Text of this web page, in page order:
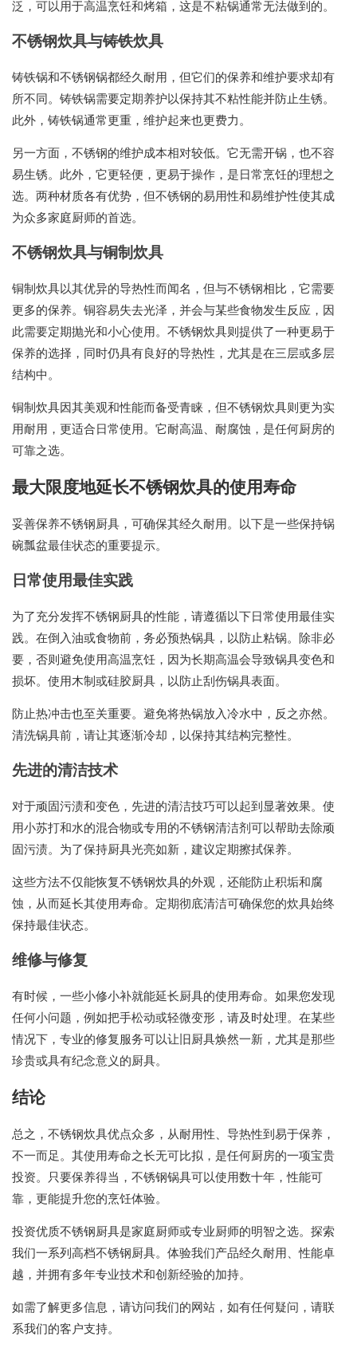
泛，可以用于高温烹饪和烤箱，这是不粘锅通常无法做到的。
不锈钢炊具与铸铁炊具
铸铁锅和不锈钢锅都经久耐用，但它们的保养和维护要求却有
所不同。铸铁锅需要定期养护以保持其不粘性能并防止生锈。
此外，铸铁锅通常更重，维护起来也更费力。
另一方面，不锈钢的维护成本相对较低。它无需开锅，也不容
易生锈。此外，它更轻便，更易于操作，是日常烹饪的理想之
选。两种材质各有优势，但不锈钢的易用性和易维护性使其成
为众多家庭厨师的首选。
不锈钢炊具与铜制炊具
铜制炊具以其优异的导热性而闻名，但与不锈钢相比，它需要
更多的保养。铜容易失去光泽，并会与某些食物发生反应，因
此需要定期抛光和小心使用。不锈钢炊具则提供了一种更易于
保养的选择，同时仍具有良好的导热性，尤其是在三层或多层
结构中。
铜制炊具因其美观和性能而备受青睐，但不锈钢炊具则更为实
用耐用，更适合日常使用。它耐高温、耐腐蚀，是任何厨房的
可靠之选。
最大限度地延长不锈钢炊具的使用寿命
妥善保养不锈钢厨具，可确保其经久耐用。以下是一些保持锅
碗瓢盆最佳状态的重要提示。
日常使用最佳实践
为了充分发挥不锈钢厨具的性能，请遵循以下日常使用最佳实
践。在倒入油或食物前，务必预热锅具，以防止粘锅。除非必
要，否则避免使用高温烹饪，因为长期高温会导致锅具变色和
损坏。使用木制或硅胶厨具，以防止刮伤锅具表面。
防止热冲击也至关重要。避免将热锅放入冷水中，反之亦然。
清洗锅具前，请让其逐渐冷却，以保持其结构完整性。
先进的清洁技术
对于顽固污渍和变色，先进的清洁技巧可以起到显著效果。使
用小苏打和水的混合物或专用的不锈钢清洁剂可以帮助去除顽
固污渍。为了保持厨具光亮如新，建议定期擦拭保养。
这些方法不仅能恢复不锈钢炊具的外观，还能防止积垢和腐
蚀，从而延长其使用寿命。定期彻底清洁可确保您的炊具始终
保持最佳状态。
维修与修复
有时候，一些小修小补就能延长厨具的使用寿命。如果您发现
任何小问题，例如把手松动或轻微变形，请及时处理。在某些
情况下，专业的修复服务可以让旧厨具焕然一新，尤其是那些
珍贵或具有纪念意义的厨具。
结论
总之，不锈钢炊具优点众多，从耐用性、导热性到易于保养，
不一而足。其使用寿命之长无可比拟，是任何厨房的一项宝贵
投资。只要保养得当，不锈钢锅具可以使用数十年，性能可
靠，更能提升您的烹饪体验。
投资优质不锈钢厨具是家庭厨师或专业厨师的明智之选。探索
我们一系列高档不锈钢厨具。体验我们产品经久耐用、性能卓
越，并拥有多年专业技术和创新经验的加持。
如需了解更多信息，请访问我们的网站，如有任何疑问，请联
系我们的客户支持。